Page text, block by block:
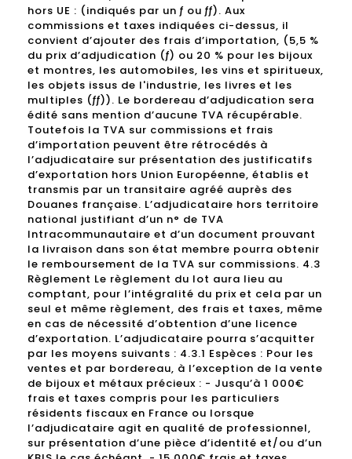
hors UE : (indiqués par un ƒ ou ƒƒ). Aux
commissions et taxes indiquées ci-dessus, il
convient d’ajouter des frais d’importation, (5,5 %
du prix d’adjudication (ƒ) ou 20 % pour les bijoux
et montres, les automobiles, les vins et spiritueux,
les objets issus de l'industrie, les livres et les
multiples (ƒƒ)). Le bordereau d’adjudication sera
édité sans mention d’aucune TVA récupérable.
Toutefois la TVA sur commissions et frais
d’importation peuvent être rétrocédés à
l’adjudicataire sur présentation des justificatifs
d’exportation hors Union Européenne, établis et
transmis par un transitaire agréé auprès des
Douanes française. L’adjudicataire hors territoire
national justifiant d’un n° de TVA
Intracommunautaire et d’un document prouvant
la livraison dans son état membre pourra obtenir
le remboursement de la TVA sur commissions. 4.3
Règlement Le règlement du lot aura lieu au
comptant, pour l’intégralité du prix et cela par un
seul et même règlement, des frais et taxes, même
en cas de nécessité d’obtention d’une licence
d’exportation. L’adjudicataire pourra s’acquitter
par les moyens suivants : 4.3.1 Espèces : Pour les
ventes et par bordereau, à l’exception de la vente
de bijoux et métaux précieux : - Jusqu’à 1 000€
frais et taxes compris pour les particuliers
résidents fiscaux en France ou lorsque
l’adjudicataire agit en qualité de professionnel,
sur présentation d’une pièce d’identité et/ou d’un